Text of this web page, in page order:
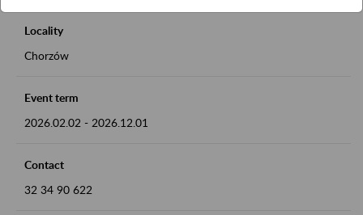
Locality
Chorzów
Event term
2026.02.02 - 2026.12.01
Contact
32 34 90 622